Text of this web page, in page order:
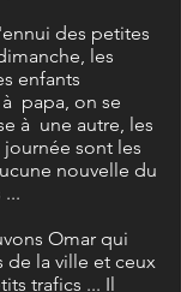
des petites
les
enfants
papa, on se
à une autre, les
sont les
nouvelle du
Omar qui
de la ville et ceux
trafics ... Il